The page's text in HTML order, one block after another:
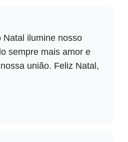
Natal ilumine nosso
sempre mais amor e
união. Feliz Natal,